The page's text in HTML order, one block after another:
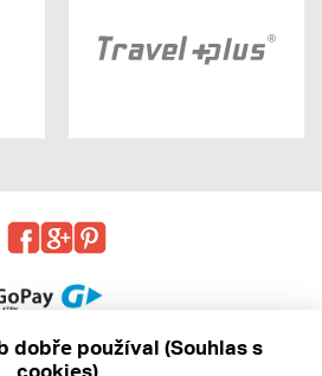
dobře používal (Souhlas s